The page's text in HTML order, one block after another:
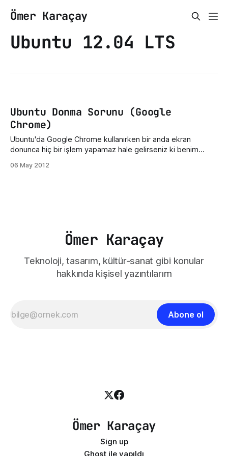
Ömer Karaçay
Ubuntu 12.04 LTS
Ubuntu Donma Sorunu (Google
Chrome)
Ubuntu'da Google Chrome kullanırken bir anda ekran
donunca hiç bir işlem yapamaz hale gelirseniz ki benim
durum. Çözümü çok basit Google Chrome'u kapatmak.
06 May 2012
Ömer Karaçay
Teknoloji, tasarım, kültür-sanat gibi konular
hakkında kişisel yazıntılarım
Abone ol
Ömer Karaçay
Sign up
Ghost ile yapıldı